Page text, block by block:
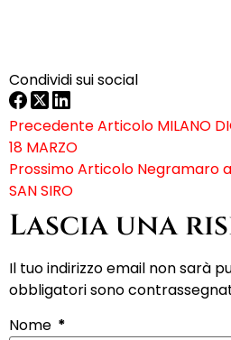
Condividi sui social
PrecedenteArticolo MILANO
18 MARZO
ProssimoArticolo Negramaro
SAN SIRO
Lascia una
Il tuo indirizzo email non sarà
obbligatori sono
Nome *